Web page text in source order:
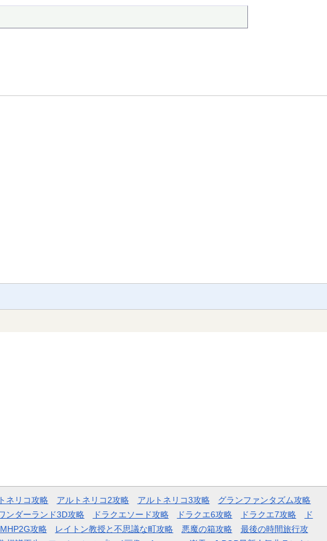
ネリコ攻略 アルトネリコ2攻略 アルトネリコ3攻略
グランファンタズム攻略
ンダーランド3D攻略 ドラクエソード攻略 ドラクエ6攻略 ドラクエ7攻略
ド
MHP2G攻略 レイトン教授と不思議な町攻略 悪魔の箱攻略
最後の時間旅行攻